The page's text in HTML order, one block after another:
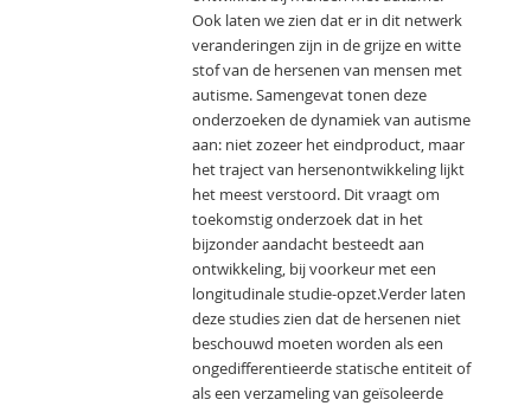
Ook laten we zien dat er in dit netwerk
veranderingen zijn in de grijze en witte
stof van de hersenen van mensen met
autisme. Samengevat tonen deze
onderzoeken de dynamiek van autisme
aan: niet zozeer het eindproduct, maar
het traject van hersenontwikkeling lijkt
het meest verstoord. Dit vraagt om
toekomstig onderzoek dat in het
bijzonder aandacht besteedt aan
ontwikkeling, bij voorkeur met een
longitudinale studie-opzet.Verder laten
deze studies zien dat de hersenen niet
beschouwd moeten worden als een
ongedifferentieerde statische entiteit of
als een verzameling van geïsoleerde